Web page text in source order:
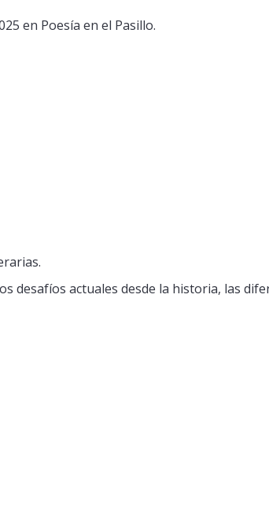
en Poesía en el Pasillo.
desafíos actuales desde la historia, las